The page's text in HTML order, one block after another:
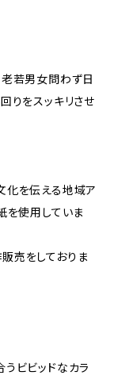
老若男女問わず日
りをスッキリさせ
化を伝える地域ア
を使用していま
売をしておりま
ビビッドなカラ